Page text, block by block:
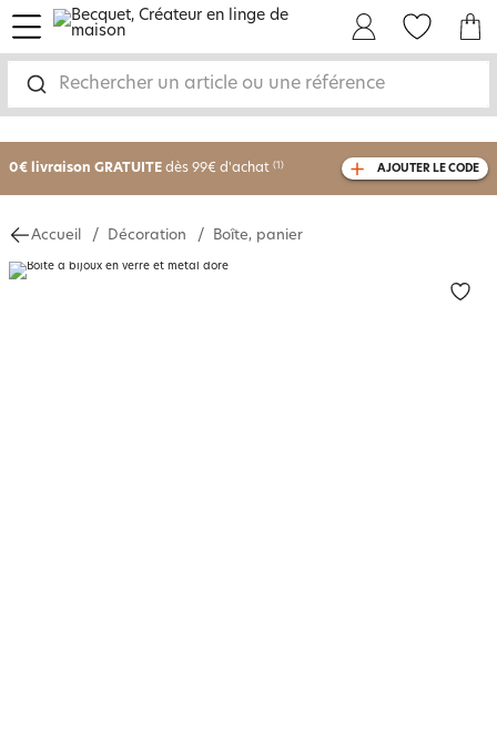
Rechercher un article ou une référence
menu
-25% sur votre commandedès 2 articles
0€ livraison GRATUITE dès 99€ d'achat (1) AJOUTER LE CODE
Accueil Décoration Boîte, panier